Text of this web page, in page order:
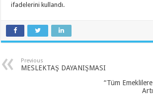
ifadelerini kullandı.
Previous
MESLEKTAŞ DAYANIŞMASI
“Tüm